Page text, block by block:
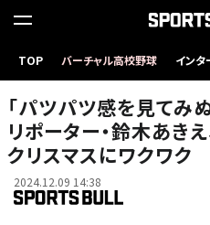
TOP バーチャル高校野球 インタ
「パツパツ感を見てみ
リポーター・鈴木あき
クリスマスにワクワク
2024.12.09 14:38